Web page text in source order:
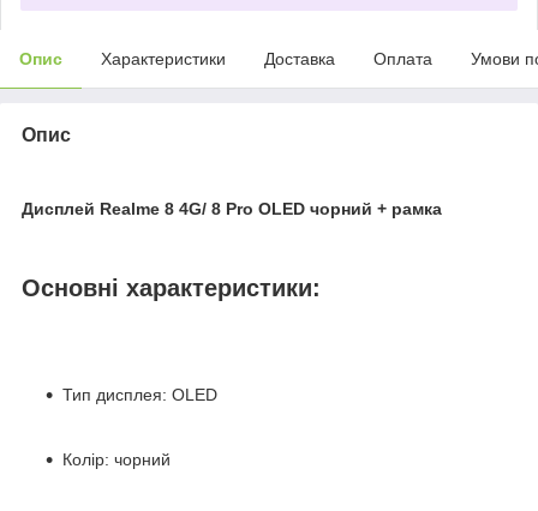
Опис Характеристики Доставка Оплата Умови
Опис
Дисплей Realme 8 4G/ 8 Pro OLED чорний + рамка
Основні характеристики:
Тип дисплея: OLED
Колір: чорний